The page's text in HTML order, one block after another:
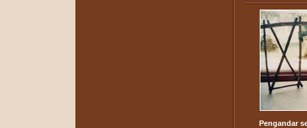
Pengandar